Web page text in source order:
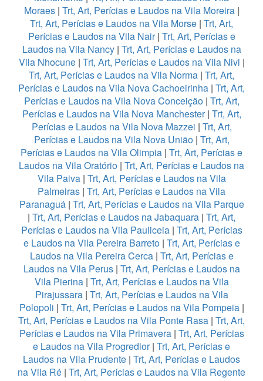
Moraes| Trt, Art, Perícias e Laudos na Vila Moreira|
Trt, Art, Perícias e Laudos na Vila Morse | Trt, Art,
Perícias e Laudos na Vila Nair| Trt, Art, Perícias e
Laudos na Vila Nancy| Trt, Art, Perícias e Laudos na
Vila Nhocune| Trt, Art, Perícias e Laudos na Vila Nivi |
Trt, Art, Perícias e Laudos na Vila Norma | Trt, Art,
Perícias e Laudos na Vila Nova Cachoeirinha | Trt, Art,
Perícias e Laudos na Vila Nova Conceição| Trt, Art,
Perícias e Laudos na Vila Nova Manchester| Trt, Art,
Perícias e Laudos na Vila Nova Mazzei | Trt, Art,
Perícias e Laudos na Vila Nova União| Trt, Art,
Perícias e Laudos na Vila Olimpia | Trt, Art, Perícias e
Laudos na Vila Oratório | Trt, Art, Perícias e Laudos na
Vila Paiva| Trt, Art, Perícias e Laudos na Vila
Palmeiras | Trt, Art, Perícias e Laudos na Vila
Paranaguá| Trt, Art, Perícias e Laudos na Vila Parque
| Trt, Art, Perícias e Laudos na Jabaquara | Trt, Art,
Perícias e Laudos na Vila Pauliceia| Trt, Art, Perícias
e Laudos na Vila Pereira Barreto| Trt, Art, Perícias e
Laudos na Vila Pereira Cerca| Trt, Art, Perícias e
Laudos na Vila Perus| Trt, Art, Perícias e Laudos na
Vila Pierina| Trt, Art, Perícias e Laudos na Vila
Pirajussara| Trt, Art, Perícias e Laudos na Vila
Polopoli | Trt, Art, Perícias e Laudos na Vila Pompeia|
Trt, Art, Perícias e Laudos na Vila Ponte Rasa | Trt, Art,
Perícias e Laudos na Vila Primavera| Trt, Art, Perícias
e Laudos na Vila Progredior| Trt, Art, Perícias e
Laudos na Vila Prudente | Trt, Art, Perícias e Laudos
na Vila Ré | Trt, Art, Perícias e Laudos na Vila Regente